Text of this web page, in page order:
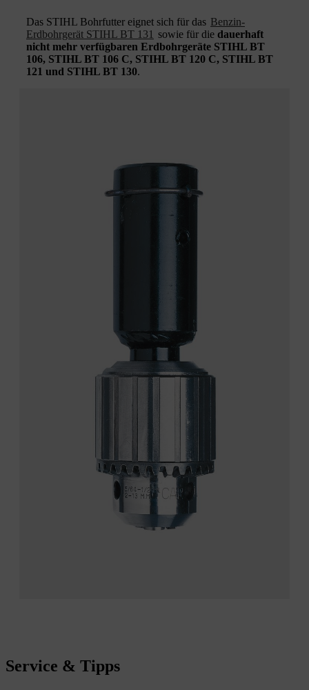
Das STIHL Bohrfutter eignet sich für das Benzin-
Erdbohrgerät STIHL BT 131 sowie für die dauerhaft
nicht mehr verfügbaren Erdbohrgeräte STIHL BT
106, STIHL BT 106 C, STIHL BT 120 C, STIHL BT
121 und STIHL BT 130.
Service & Tipps